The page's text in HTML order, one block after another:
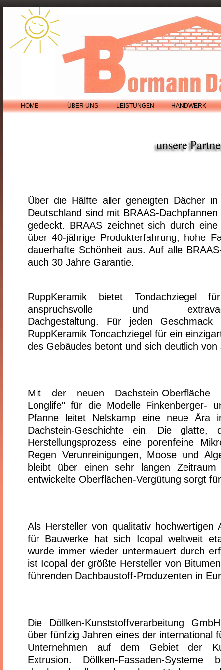
HOME ÜBER UNS LEISTUNGEN HANDWERK
Über die Hälfte aller geneigten Dächer in
Deutschland sind mit BRAAS-Dachpfannen
gedeckt. BRAAS zeichnet sich durch eine
über 40-jährige Produkterfahrung, hohe
dauerhafte Schönheit aus. Auf alle
auch 30 Jahre Garantie.
RuppKeramik bietet Tondachziegel
anspruchsvolle und
Dachgestaltung. Für jeden Geschmack
RuppKeramik Tondachziegel für ein
des Gebäudes betont und sich deutlich
Mit der neuen Dachstein-Oberfläche
Longlife" für die Modelle Finkenberger-
Pfanne leitet Nelskamp eine neue Ära
Dachstein-Geschichte ein. Die glatte,
Herstellungsprozess eine porenfeine
Regen Verunreinigungen, Moose und
bleibt über einen sehr langen
entwickelte Oberflächen-Vergütung sorgt
Als Hersteller von qualitativ hochwertigen
für Bauwerke hat sich Icopal weltweit
wurde immer wieder untermauert durch
ist Icopal der größte Hersteller von
führenden Dachbaustoff-Produzenten in
Die Döllken-Kunststoffverarbeitung
über fünfzig Jahren eines der international
Unternehmen auf dem Gebiet der
Extrusion. Döllken-Fassaden-Systeme